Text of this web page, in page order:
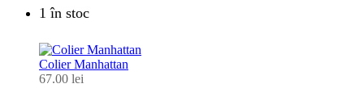
1 în stoc
Colier Manhattan
67.00 lei